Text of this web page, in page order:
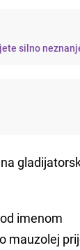
silno
imenom
mauzolej